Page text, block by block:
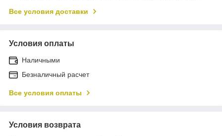
Все условия доставки
Условия оплаты
Наличными
Безналичный расчет
Все условия оплаты
Условия возврата